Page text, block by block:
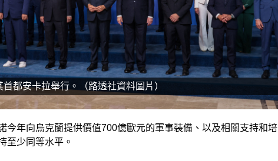
都安卡拉舉行。（路透社資料圖片）
今年向烏克蘭提供價值700億歐元的軍事裝備、以及相關支持和培
至少同等水平。